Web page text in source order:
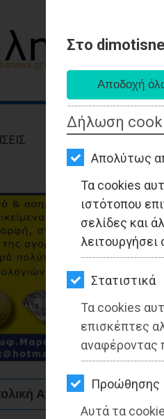
Στο
Δήλωση
Απολύτως
Τα cookies
ιστότοπου
σελίδες και
Στατιστικά
Τα cookies
επισκέπτες
αναφέροντας
Προώθησης
Αυτά τα
Αττική